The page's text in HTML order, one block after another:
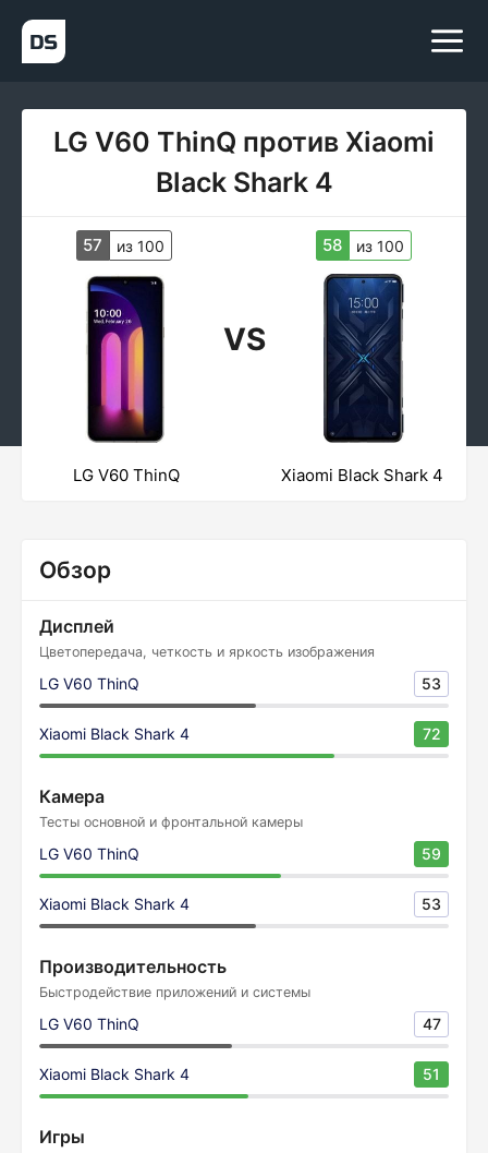
LG V60 ThinQ против Xiaomi
Black Shark 4
57 из 100
VS
58 из 100
LG V60 ThinQ Xiaomi Black Shark 4
Обзор
Дисплей
Цветопередача, четкость и яркость изображения
LG V60 ThinQ 53
Xiaomi Black Shark 4 72
Камера
Тесты основной и фронтальной камеры
LG V60 ThinQ 59
Xiaomi Black Shark 4 53
Производительность
Быстродействие приложений и системы
LG V60 ThinQ 47
Xiaomi Black Shark 4 51
Игры